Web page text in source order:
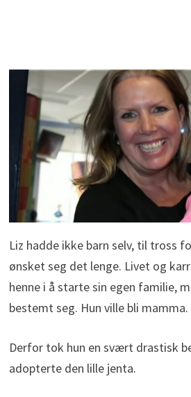
Liz hadde ikke barn selv, til tross
ønsket seg det lenge. Livet og
henne i å starte sin egen familie,
bestemt seg. Hun ville bli mamma.
Derfor tok hun en svært drastisk
adopterte den lille jenta.